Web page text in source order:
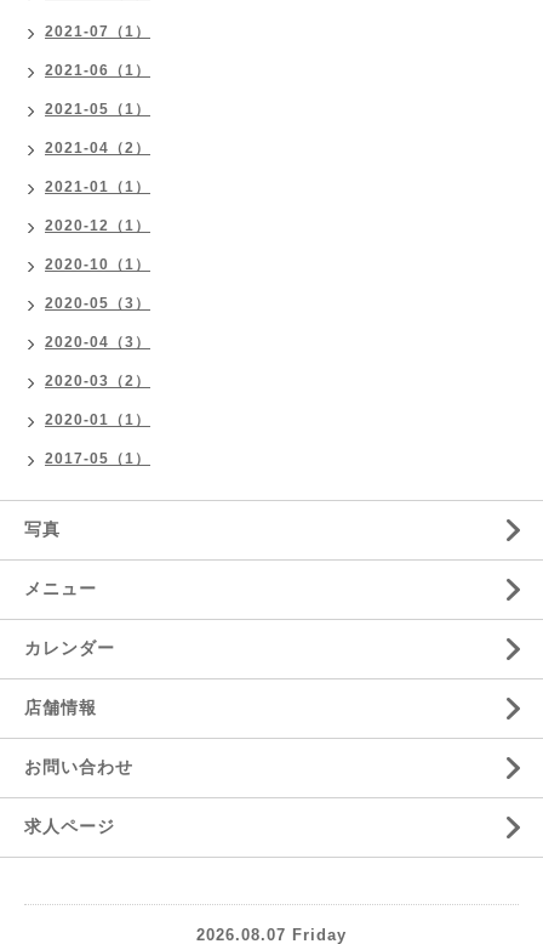
2021-07（1）
2021-06（1）
2021-05（1）
2021-04（2）
2021-01（1）
2020-12（1）
2020-10（1）
2020-05（3）
2020-04（3）
2020-03（2）
2020-01（1）
2017-05（1）
写真
メニュー
カレンダー
店舗情報
お問い合わせ
求人ページ
2026.08.07 Friday